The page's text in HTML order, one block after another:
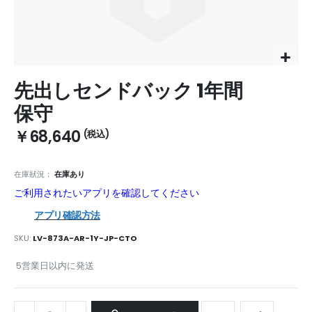
to
the
beginning
of
the
gallery
先出しセンドバック 1年間
保守
￥68,640
在庫狀況： 在庫あり
ご利用されたいアプリを確認してください
アプリ確認方法
SKU LV-873A-AR-1Y-JP-CTO
5営業日以内に発送